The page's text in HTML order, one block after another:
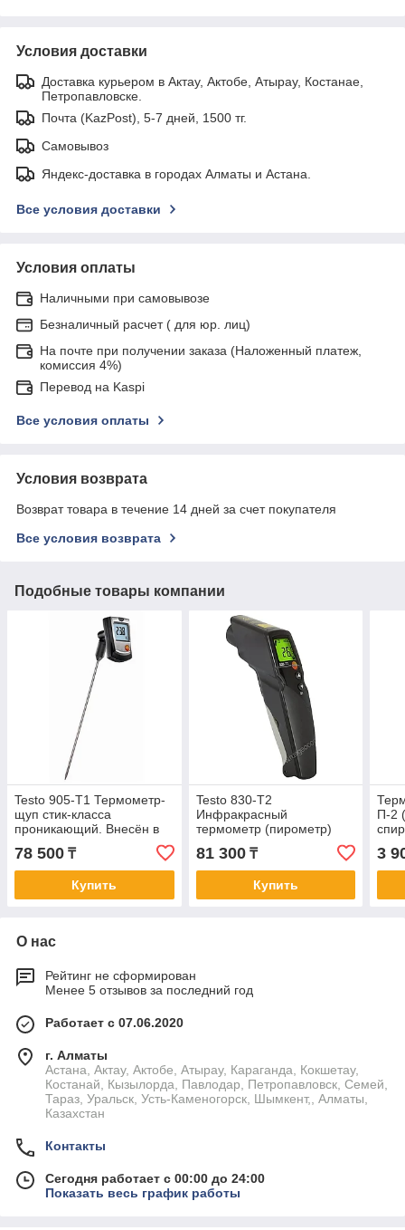
Условия доставки
Доставка курьером в Актау, Актобе, Атырау, Костанае,
Петропавловске.
Почта (KazPost), 5-7 дней, 1500 тг.
Самовывоз
Яндекс-доставка в городах Алматы и Астана.
Все условия доставки
Условия оплаты
Наличными при самовывозе
Безналичный расчет ( для юр. лиц)
На почте при получении заказа (Наложенный платеж,
комиссия 4%)
Перевод на Kaspi
Все условия оплаты
Условия возврата
Возврат товара в течение 14 дней за счет покупателя
Все условия возврата
Подобные товары компании
Testo 905-T1 Термометр-
щуп стик-класса
проникающий. Внесён в
реестр средств измерений
Казахстана.
78 500 ₸
Купить
Testo 830-T2
Инфракрасный
термометр (пирометр)
-50...+500°C., 0560 8312
81 300₸
Купить
П-2
3
О нас
Рейтинг не сформирован
Менее 5 отзывов за последний год
Работает с 07.06.2020
г. Алматы
Астана, Актау, Актобе, Атырау, Караганда, Кокшетау,
Костанай, Кызылорда, Павлодар, Петропавловск, Семей,
Тараз, Уральск, Усть-Каменогорск, Шымкент,, Алматы,
Казахстан
Контакты
Сегодня работает с 00:00 до 24:00
Показать весь график работы